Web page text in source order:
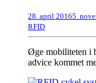
28. april 20165.
RFID
Øge mobiliteten i
advice kommet